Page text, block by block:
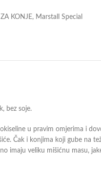
KONJE, Marstall Special
bez soje.
u pravim omjerima i
Čak i konjima koji gube na
imaju veliku mišićnu masu,